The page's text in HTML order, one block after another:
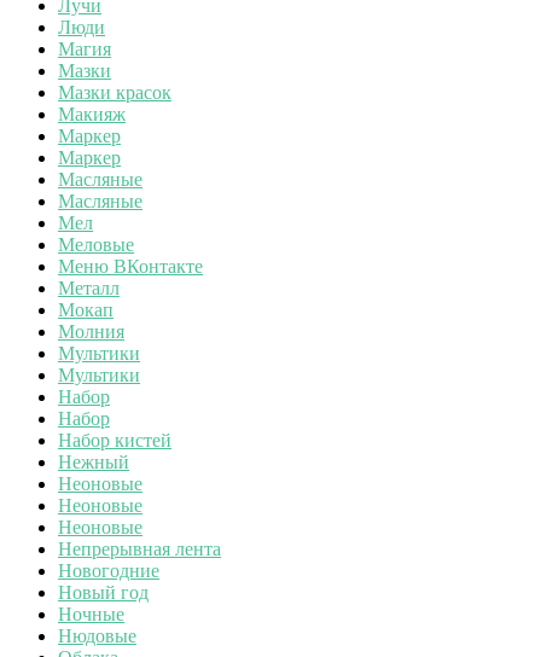
Лучи
Люди
Магия
Мазки
Мазки красок
Макияж
Маркер
Маркер
Масляные
Масляные
Мел
Меловые
Меню ВКонтакте
Металл
Мокап
Молния
Мультики
Мультики
Набор
Набор
Набор кистей
Нежный
Неоновые
Неоновые
Неоновые
Непрерывная лента
Новогодние
Новый год
Ночные
Нюдовые